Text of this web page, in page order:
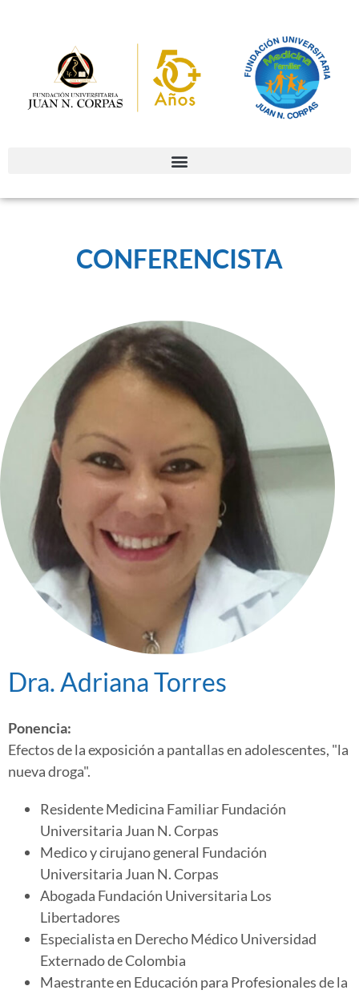
CONFERENCISTA
Dra. Adriana Torres
Ponencia:
Efectos de la exposición a pantallas en adolescentes, "la
nueva droga".
Residente Medicina Familiar Fundación
Universitaria Juan N. Corpas
Medico y cirujano general Fundación
Universitaria Juan N. Corpas
Abogada Fundación Universitaria Los
Libertadores
Especialista en Derecho Médico Universidad
Externado de Colombia
Maestrante en Educación para Profesionales de la